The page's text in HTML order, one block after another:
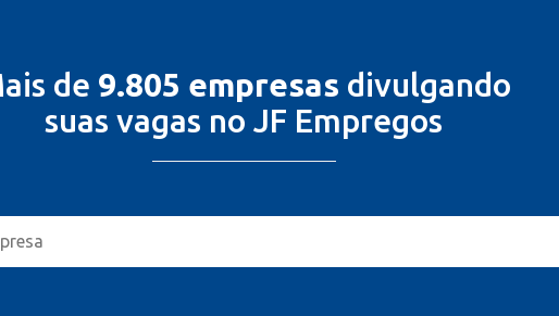
de 9.805 empresas divulgando
suas vagas no JF Empregos